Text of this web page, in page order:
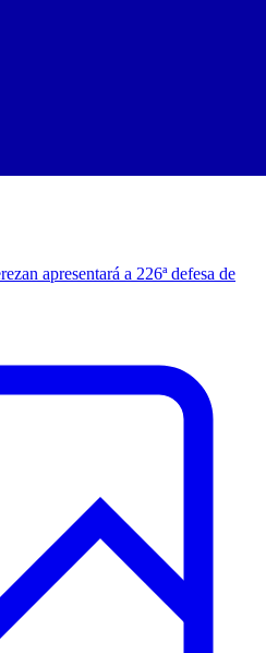
apresentará a 226ª defesa de